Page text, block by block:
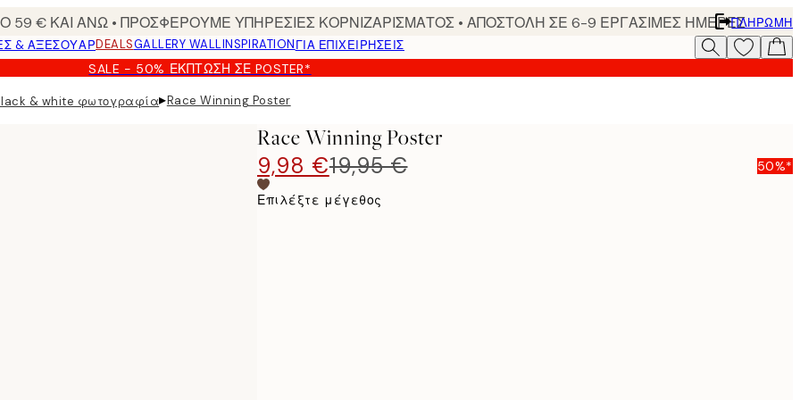
€ ΚΑΙ ΑΝΩ • ΠΡΟΣΦΕΡΟΥΜΕ ΥΠΗΡΕΣΙΕΣ ΚΟΡΝΙΖΑΡΙΣΜΑΤΟΣ • ΑΠΟΣΤΟΛΗ ΣΕ 6-9 ΕΡΓΑΣΙΜΕΣ ΗΜΕΡΕΣΠΛΗΡΩΜΉ
& ΑΞΕΣΟΥΆΡDEALSGALLERY WALLINSPIRATIONΓΙΑ ΕΠΙΧΕΙΡΗΣΕΙΣ
SALE - 50% ΈΚΠΤΩΣΗ ΣΕ POSTER*
& white φωτογραφία▸Race Winning Poster
Race Winning Poster
9,98 €19,95 € 50%*
Επιλέξτε μέγεθος